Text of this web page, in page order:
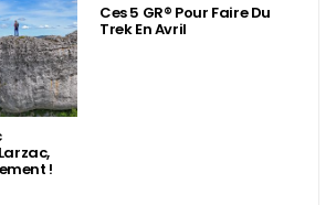
!
Ces 5 GR® Pour Faire Du
Trek En Avril